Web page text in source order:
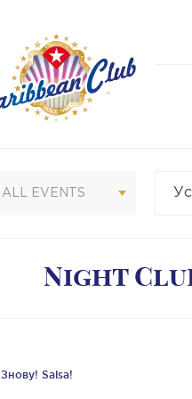
ALL EVENTS
Night
Знову! Salsa!